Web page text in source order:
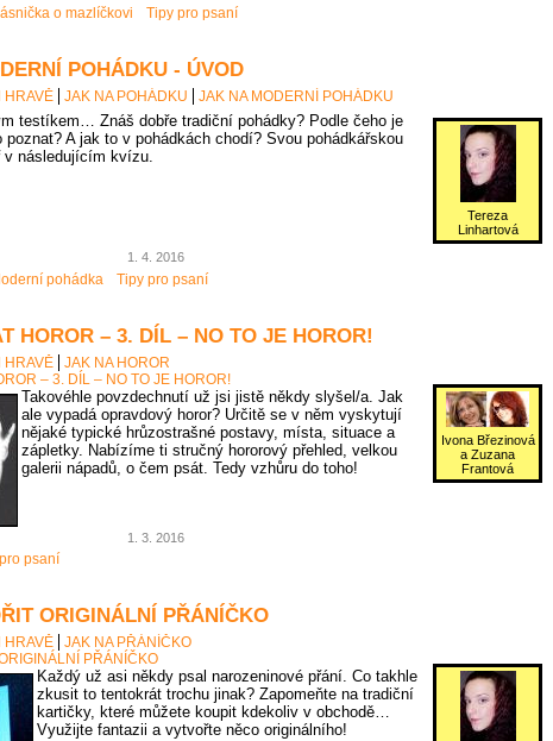
o mazlíčkovi Tipy pro psaní
POHÁDKU - ÚVOD
HRAVĚ JAK NA POHÁDKU JAK NA MODERNÍ POHÁDKU
Tereza
Linhartová
testíkem… Znáš dobře tradiční pohádky? Podle čeho je
poznat? A jak to v pohádkách chodí? Svou pohádkářskou
následujícím kvízu.
1. 4. 2016
pohádka Tipy pro psaní
HOROR – 3. DÍL – NO TO JE HOROR!
HRAVĚ
JAK NA HOROR
– 3. DÍL – NO TO JE HOROR!
Ivona Březinová
a Zuzana
Frantová
Takovéhle povzdechnutí už jsi jistě někdy slyšel/a. Jak
ale vypadá opravdový horor? Určitě se v něm vyskytují
nějaké typické hrůzostrašné postavy, místa, situace a
zápletky. Nabízíme ti stručný hororový přehled, velkou
galerii nápadů, o čem psát. Tedy vzhůru do toho!
1. 3. 2016
psaní
ORIGINÁLNÍ PŘÁNÍČKO
HRAVĚ
JAK NA PŘÁNÍČKO
PŘÁNÍČKO
Každý už asi někdy psal narozeninové přání. Co takhle
zkusit to tentokrát trochu jinak? Zapomeňte na tradiční
kartičky, které můžete koupit kdekoliv v obchodě…
Využijte fantazii a vytvořte něco originálního!